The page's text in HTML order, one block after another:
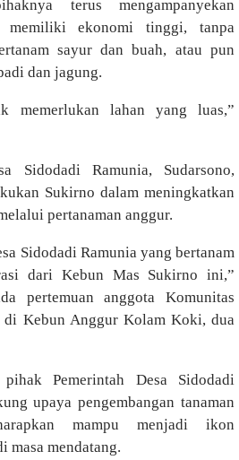
terus mengampanyekan
memiliki ekonomi tinggi, tanpa
sayur dan buah, atau pun
dan jagung.
memerlukan lahan yang luas,”
Sidodadi Ramunia, Sudarsono,
Sukirno dalam meningkatkan
pertanaman anggur.
Sidodadi Ramunia yang bertanam
dari Kebun Mas Sukirno ini,”
pertemuan anggota Komunitas
di Kebun Anggur Kolam Koki, dua
pihak Pemerintah Desa Sidodadi
upaya pengembangan tanaman
mampu menjadi ikon
masa mendatang.